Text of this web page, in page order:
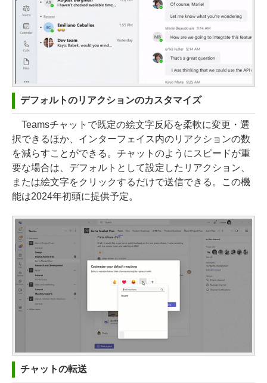
デフォルトのリアクションのカスタマイズ
Teamsチャットで既定の絵文字反応を柔軟に変更・選
択できるほか、インターフェイス内のリアクションの数
を減らすことができる。チャットのようにスピードが重
要な場合は、デフォルトとして設定したリアクション、
または絵文字をクリックするだけで送信できる。この機
能は2024年初頭に提供予定。
チャットの転送